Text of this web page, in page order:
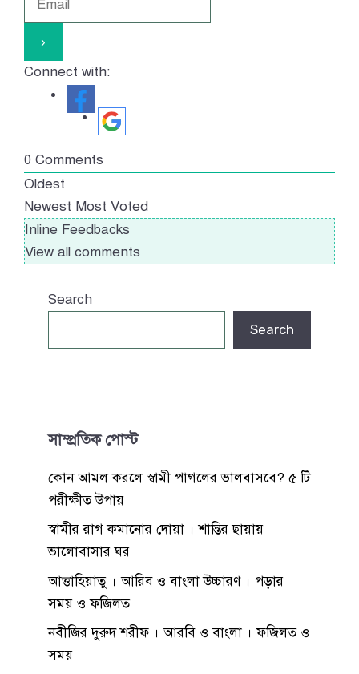
Connect with:
0 Comments
Oldest
Newest Most Voted
Inline Feedbacks
View all comments
Search
Search
সাম্প্রতিক পোস্ট
কোন আমল করলে স্বামী পাগলের ভালবাসবে? ৫ টি
পরীক্ষীত উপায়
স্বামীর রাগ কমানোর দোয়া । শান্তির ছায়ায়
ভালোবাসার ঘর
আত্তাহিয়াতু । আরিব ও বাংলা উচ্চারণ । পড়ার
সময় ও ফজিলত
নবীজির দুরুদ শরীফ । আরবি ও বাংলা । ফজিলত ও
সময়